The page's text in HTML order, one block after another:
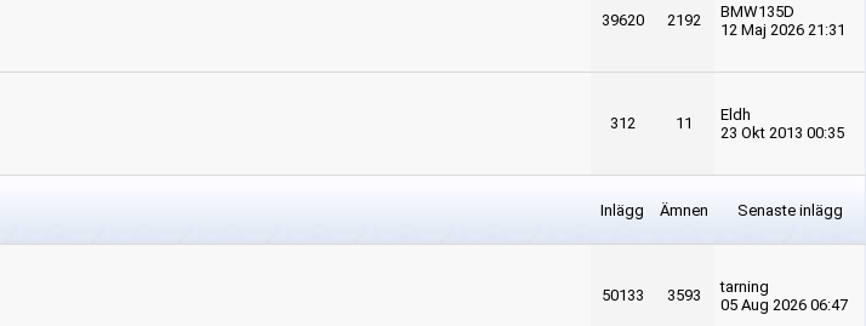
39620 2192
BMW135D
12 Maj 2026 21:31
312 11
Eldh
23 Okt 2013 00:35
Inlägg Ämnen Senaste inlägg
50133 3593
tarning
05 Aug 2026 06:47